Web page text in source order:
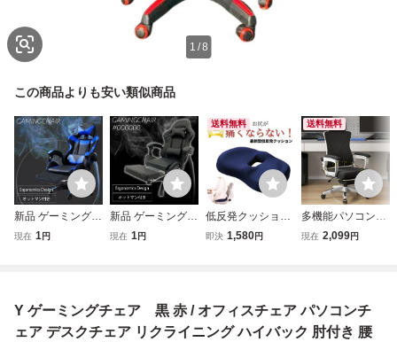
1 /8
この商品よりも安い類似商品
新品 ゲーミングチ
ェア オフィスチェ
現在 1円
新品 ゲーミングチ
ェア オフィスチェ
現在 1円
送料無料
低反発クッション
椅子用 座布団 腰
勤務 オフィス 運
転 車 三層
即決 1,580円
送料無料
多機能パソコンチ
ェア オフィスチェ
生寮 家庭用椅子
現在 2,099円
Y ゲーミングチェア 黒 赤 / オフィスチェア パソコンチ
ェア デスクチェア リクライニング ハイバック 肘付き 腰